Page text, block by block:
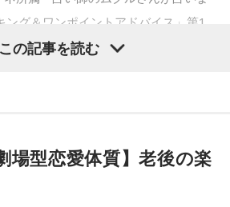
グ＆ワンポイントアドバイス」第1
）！ あなたの星座は何位……？
座）
で運気がアップする日です。まわり
この記事を読む
場型恋愛体質】老後の楽